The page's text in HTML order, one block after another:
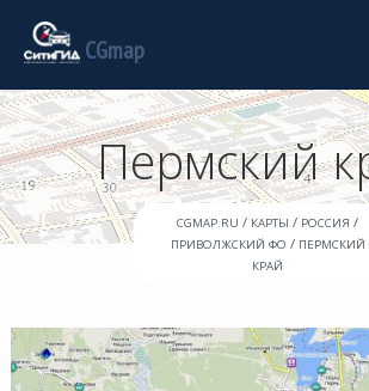
CGmap
Пермский
CGMAP.RU / КАРТЫ / РОССИЯ /
ПРИВОЛЖСКИЙ ФО / ПЕРМСКИЙ
КРАЙ